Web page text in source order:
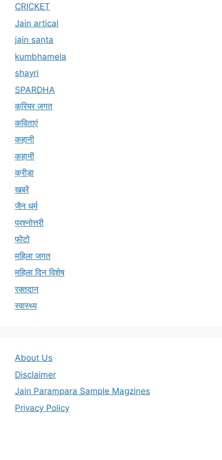
CRICKET
Jain artical
jain santa
kumbhamela
shayri
SPARDHA
करियर जगत
कविताएं
कहानी
कहानी
क्रीड़ा
खबरें
जैन धर्म
प्रश्नोत्तरी
फोटो
महिला जगत
महिला दिन विशेष
रक्तदान
स्वास्थ्य
About Us
Disclaimer
Jain Parampara Sample Magzines
Privacy Policy